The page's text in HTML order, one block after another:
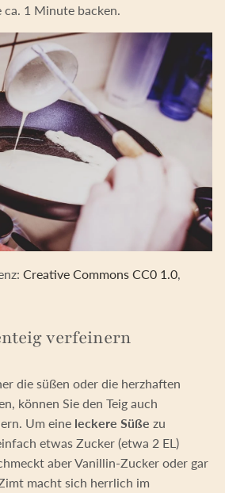
1 Minute backen.
Creative Commons CC0 1.0,
verfeinern
die süßen oder die herzhaften
können Sie den Teig auch
Um eine leckere Süße zu
etwas Zucker (etwa 2 EL)
aber Vanillin-Zucker oder gar
macht sich herrlich im